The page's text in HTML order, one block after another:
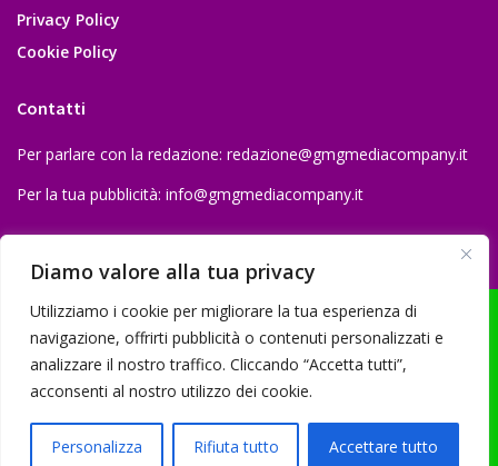
Diamo valore alla tua privacy
Utilizziamo i cookie per migliorare la tua esperienza di
navigazione, offrirti pubblicità o contenuti personalizzati e
analizzare il nostro traffico. Cliccando “Accetta tutti”,
acconsenti al nostro utilizzo dei cookie.
Personalizza Rifiuta tutto Accettare tutto
Privacy Policy
Cookie Policy
Contatti
Per parlare con la redazione: redazione@gmgmediacompany.it
Per la tua pubblicità: info@gmgmediacompany.it
© 2026 GMG Media Company Di Mossutti Gianluca | Sede legale: Corso
03234710642 | C.F: MSSGLC89D15L483O | REA: AV - 313130 | Domicilio
digitale: gmgmediacompany@pec.it